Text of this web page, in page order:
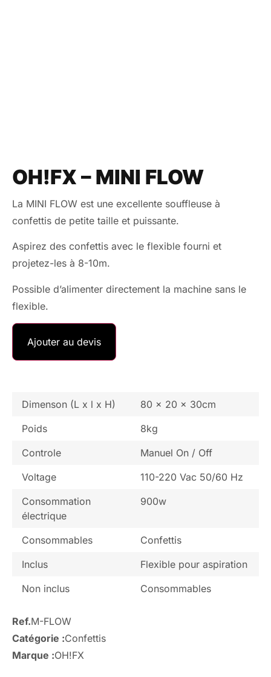
OH!FX – MINI FLOW
La MINI FLOW est une excellente souffleuse à
confettis de petite taille et puissante.
Aspirez des confettis avec le flexible fourni et
projetez-les à 8-10m.
Possible d’alimenter directement la machine sans le
flexible.
Ajouter au devis
Dimenson (L x l x H)
80 x 20 x 30cm
Poids
8kg
Controle
Manuel On / Off
Voltage
110-220 Vac 50/60 Hz
Consommation
électrique
900w
Consommables
Confettis
Inclus
Flexible pour aspiration
Non inclus
Consommables
Ref.M-FLOW
Catégorie :Confettis
Marque :OH!FX